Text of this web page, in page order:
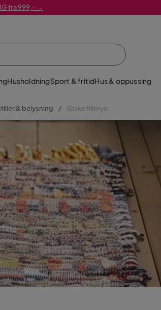
fra 999,- →
HusholdningSport & fritidHus & oppussing
& belysning Vaske fillerye